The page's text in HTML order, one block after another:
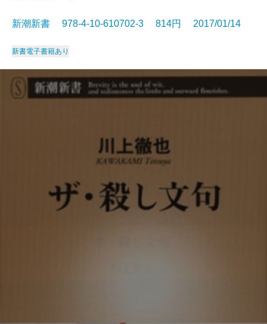
新潮新書 978-4-10-610702-3 814円 2017/01/14
新書電子書籍あり